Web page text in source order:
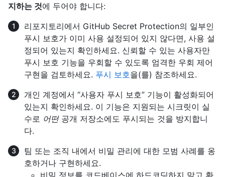
지하는 것에 두어야 합니다:
리포지토리에서 GitHub Secret Protection의 일부인
푸시 보호가 이미 사용 설정되어 있지 않다면, 사용 설
정되어 있는지 확인하세요. 신뢰할 수 있는 사용자만
푸시 보호 기능을 우회할 수 있도록 엄격한 우회 제어
구현을 검토하세요. 푸시 보호을(를) 참조하세요.
개인 계정에서 “사용자 푸시 보호” 기능이 활성화되어
있는지 확인하세요. 이 기능은 지원되는 시크릿이 실
수로 어떤공개 저장소에도 푸시되는 것을 방지합니
다.
팀 또는 조직 내에서 비밀 관리에 대한 모범 사례를 옹
호하거나 구현하세요.
비밀 정보를 코드베이스에 하드코딩하지 말고 환